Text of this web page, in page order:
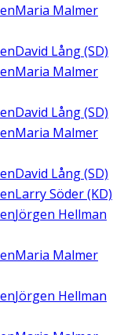
Maria Malmer
David Lång (SD)
Maria Malmer
David Lång (SD)
Maria Malmer
David Lång (SD)
Larry Söder (KD)
Jörgen Hellman
Maria Malmer
Jörgen Hellman